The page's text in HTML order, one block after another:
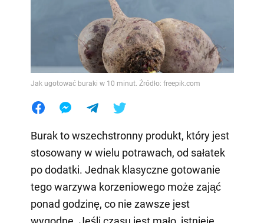
Jak ugotować buraki w 10 minut. Źródło: freepik.com
Burak to wszechstronny produkt, który jest
stosowany w wielu potrawach, od sałatek
po dodatki. Jednak klasyczne gotowanie
tego warzywa korzeniowego może zająć
ponad godzinę, co nie zawsze jest